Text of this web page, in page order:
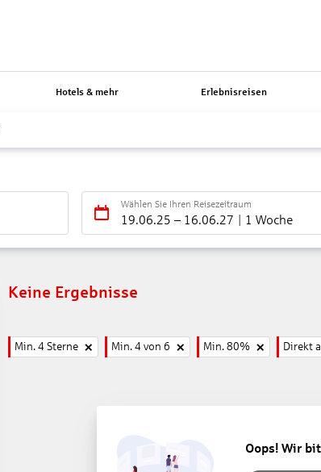
Hotels & mehr Erlebnisreisen
Wählen Sie Ihren Reisezeitraum
19.06.25 – 16.06.27 1 Woche
Keine Ergebnisse
Min. 4 Sterne Min. 4 von 6 Min. 80% Direkt
Oops! Wir